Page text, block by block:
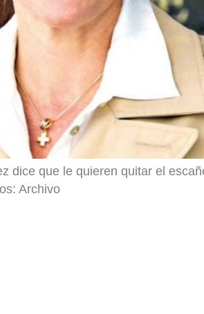
dice que le quieren quitar el
Archivo